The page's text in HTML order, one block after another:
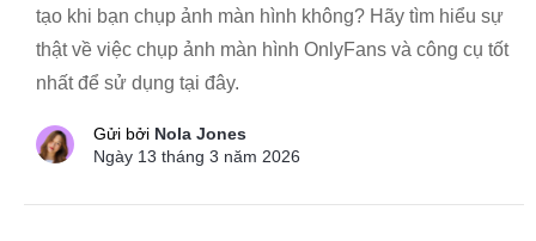
tạo khi bạn chụp ảnh màn hình không? Hãy tìm hiểu sự
thật về việc chụp ảnh màn hình OnlyFans và công cụ tốt
nhất để sử dụng tại đây.
Gửi bởi Nola Jones
Ngày 13 tháng 3 năm 2026